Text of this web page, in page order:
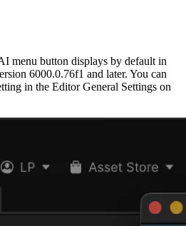
menu button displays by default in
6000.0.76f1 and later. You can
in the Editor General Settings on